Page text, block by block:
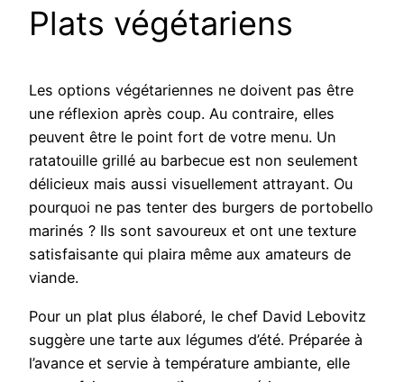
Plats végétariens
Les options végétariennes ne doivent pas être
une réflexion après coup. Au contraire, elles
peuvent être le point fort de votre menu. Un
ratatouille grillé au barbecue est non seulement
délicieux mais aussi visuellement attrayant. Ou
pourquoi ne pas tenter des burgers de portobello
marinés ? Ils sont savoureux et ont une texture
satisfaisante qui plaira même aux amateurs de
viande.
Pour un plat plus élaboré, le chef David Lebovitz
suggère une tarte aux légumes d’été. Préparée à
l’avance et servie à température ambiante, elle